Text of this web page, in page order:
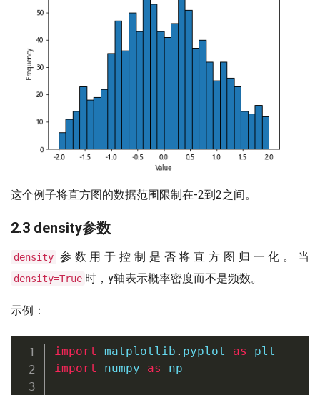
这个例子将直方图的数据范围限制在-2到2之间。
2.3 density参数
density 参数用于控制是否将直方图归一化。当
density=True 时，y轴表示概率密度而不是频数。
示例：
import matplotlib . pyplot as
import numpy as np